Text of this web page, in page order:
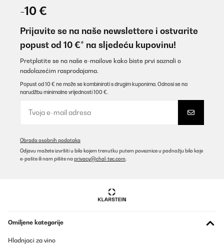
-10 €
Prijavite se na naše newslettere i ostvarite
popust od 10 €* na sljedeću kupovinu!
Pretplatite se na naše e-mailove kako biste prvi saznali o
nadolazećim rasprodajama.
Popust od 10 € ne može se kombinirati s drugim kuponima. Odnosi se na
narudžbu minimalne vrijednosti 100 €.
Obrada osobnih podataka
Odjavu možete izvršiti u bilo kojem trenutku putem poveznice u podnožju bilo koje
e-pošte ili nam pišite na privacy@chal-tec.com
Omiljene kategorije
Hladnjaci za vino